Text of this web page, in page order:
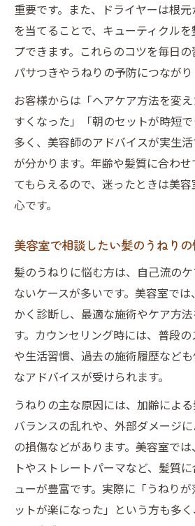
重要です。また、ドライヤーは根
を当てることで、キューティクル
プできます。これらのコツを毎日の
パサつきやうねりの予防につながり
お客様からは「ヘアケア方法を変
すくなった」「朝のセットが時短
多く、美容師のアドバイスが実生
が分かります。年齢や髪質に合わ
てもらえるので、迷ったときは美
心です。
美容室で相談したい髪のうねり
髪のうねりに悩む方は、自己流の
ないケースが多いです。美容室で
かく診断し、最適な施術やケア方
す。カウンセリング時には、普段
や生活習慣、過去の施術履歴など
なアドバイスが受けられます。
うねりの主な原因には、加齢によ
バランスの乱れや、外部ダメージ
の損傷などがあります。美容室で
トやストレートパーマなど、髪質
ューが豊富です。実際に「うねり
ットが楽になった」という方も多